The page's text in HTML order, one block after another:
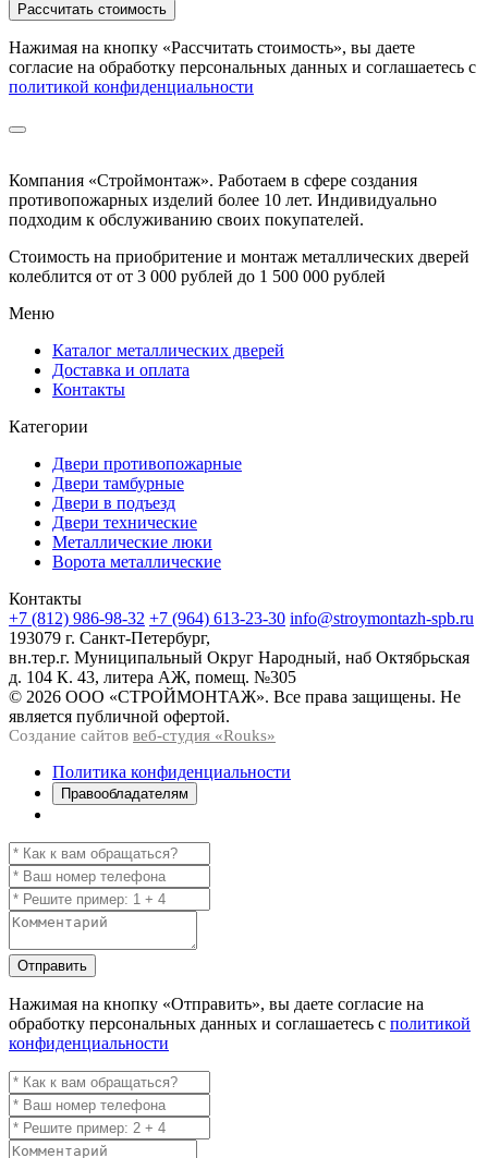
Рассчитать стоимость
Нажимая на кнопку «Рассчитать стоимость», вы даете
согласие на обработку персональных данных и соглашаетесь с
политикой конфиденциальности
Компания «Строймонтаж». Работаем в сфере создания
противопожарных изделий более 10 лет. Индивидуально
подходим к обслуживанию своих покупателей.
Стоимость на приобритение и монтаж металлических дверей
колеблится от от 3 000 рублей до 1 500 000 рублей
Меню
Каталог металлических дверей
Доставка и оплата
Контакты
Категории
Двери противопожарные
Двери тамбурные
Двери в подъезд
Двери технические
Металлические люки
Ворота металлические
Контакты
+7 (812) 986-98-32 +7 (964) 613-23-30 info@stroymontazh-spb.ru
193079 г. Санкт-Петербург,
вн.тер.г. Муниципальный Округ Народный, наб Октябрьская
д. 104 К. 43, литера АЖ, помещ. №305
© 2026 ООО «СТРОЙМОНТАЖ». Все права защищены. Не
является публичной офертой.
Создание сайтов веб-студия «Rouks»
Политика конфиденциальности
Правообладателям
Отправить
Нажимая на кнопку «Отправить», вы даете согласие на
обработку персональных данных и соглашаетесь с политикой
конфиденциальности